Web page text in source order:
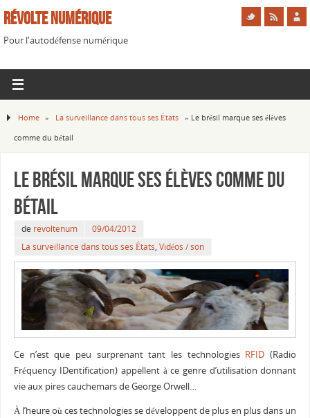
Révolte Numérique
Pour l'autodéfense numérique
Home » La surveillance dans tous ses États » Le brésil marque ses élèves
comme du bétail
Le brésil marque ses élèves comme du
bétail
de revoltenum
09/04/2012
La surveillance dans tous ses États, Vidéos / son
Ce n’est que peu surprenant tant les technologies RFID (Radio
Fréquency IDentification) appellent à ce genre d’utilisation donnant
vie aux pires cauchemars de George Orwell…
À l’heure où ces technologies se développent de plus en plus dans un